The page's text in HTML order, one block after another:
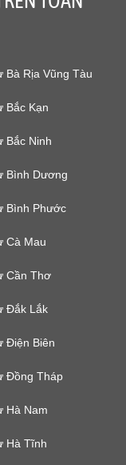
Bà Rịa Vũng Tàu
Bắc Kạn
Bắc Ninh
Bình Dương
Bình Phước
Cà Mau
Cần Thơ
Đắk Lắk
Điện Biên
Đồng Tháp
Hà Nam
Hà Tĩnh